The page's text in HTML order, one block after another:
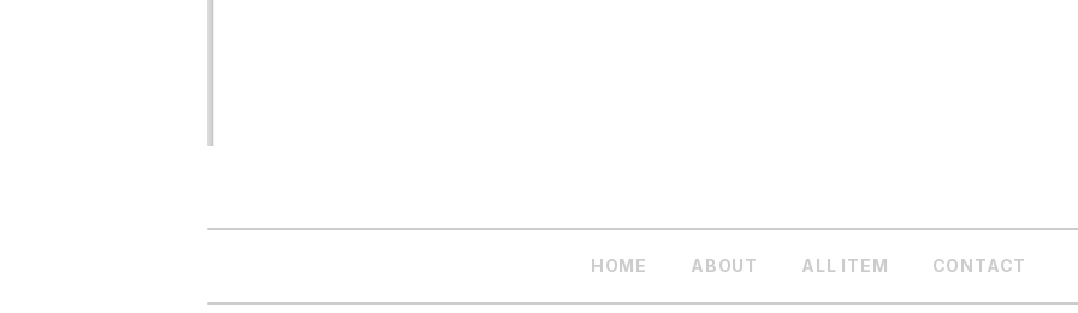
HOME ABOUT ALL ITEM CONTACT